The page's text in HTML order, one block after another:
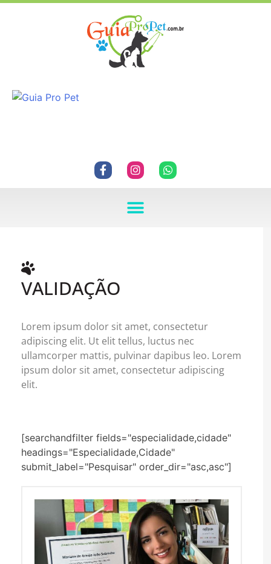
VALIDAÇÃO
Lorem ipsum dolor sit amet, consectetur
adipiscing elit. Ut elit tellus, luctus nec
ullamcorper mattis, pulvinar dapibus leo. Lorem
ipsum dolor sit amet, consectetur adipiscing
elit.
[searchandfilter fields="especialidade,cidade"
headings="Especialidade,Cidade"
submit_label="Pesquisar" order_dir="asc,asc"]